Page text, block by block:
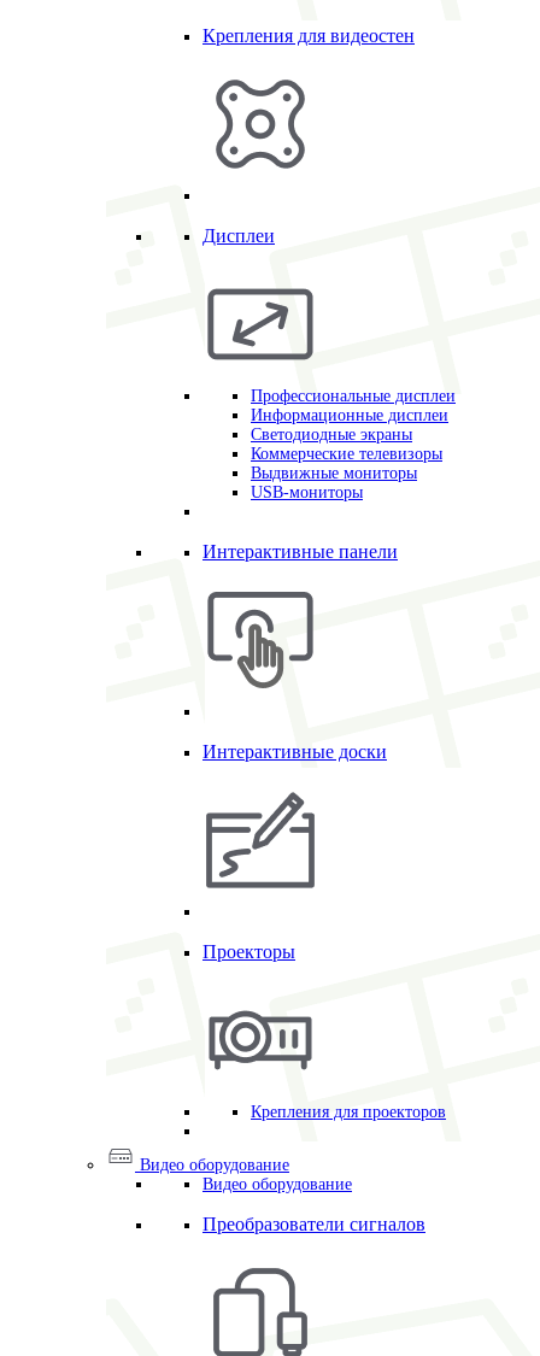
Крепления для видеостен
Дисплеи
Профессиональные дисплеи
Информационные дисплеи
Светодиодные экраны
Коммерческие телевизоры
Выдвижные мониторы
USB-мониторы
Интерактивные панели
Интерактивные доски
Проекторы
Крепления для проекторов
Видео оборудование
Видео оборудование
Преобразователи сигналов